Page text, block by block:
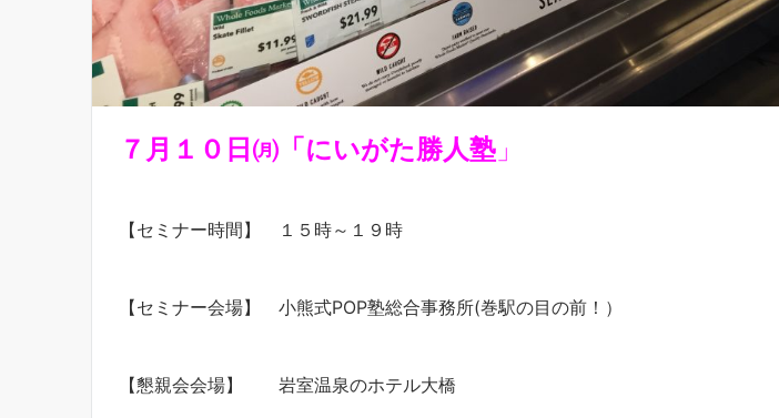
７月１０日㈪「にいがた勝人塾 」
【セミナー時間】 １５時～１９時
【セミナー会場】 小熊式POP塾総合事務所(巻駅の目の前！）
【懇親会会場】 岩室温泉のホテル大橋